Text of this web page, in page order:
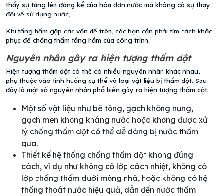
thấy sự tăng lên đáng kể của hóa đơn nước mà không có sự thay
đổi về sử dụng nước,..
Khi tầng hầm gặp các vấn đề trên, các bạn cần phải tìm cách khắc
phục để chống thấm tầng hầm của công trình.
Nguyên nhân gây ra hiện tượng thấm dột
Hiện tượng thấm dột có thể có nhiều nguyên nhân khác nhau,
phụ thuộc vào tình huống cụ thể và loại vật liệu bị thấm dột. Sau
đây là một số nguyên nhân phổ biến gây ra hiện tượng thấm dột:
Một số vật liệu như bê tông, gạch không nung,
gạch men không kháng nước hoặc không được xử
lý chống thấm dột có thể dễ dàng bị nước thấm
qua.
Thiết kế hệ thống chống thấm dột không đúng
cách, ví dụ như không có lớp cách nhiệt, không có
lớp chống thấm dưới móng nhà, hoặc không có hệ
thống thoát nước hiệu quả, dẫn đến nước thấm